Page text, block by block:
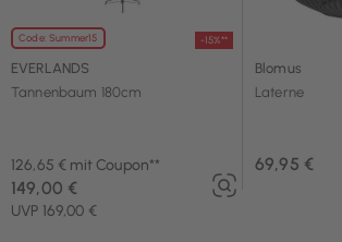
Code: Summer15 -15%**
EVERLANDS
Tannenbaum 180cm
126,65 € mit Coupon**
UVP 169,00 €
149,00 €
Blomus
Laterne
69,95 €